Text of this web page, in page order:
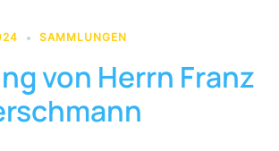
SAMMLUNGEN
von Herrn Franz